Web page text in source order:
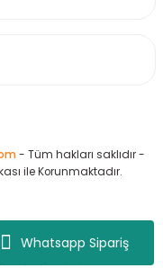
Whatsapp Sipariş
- Tüm hakları saklıdır -
ile Korunmaktadır.